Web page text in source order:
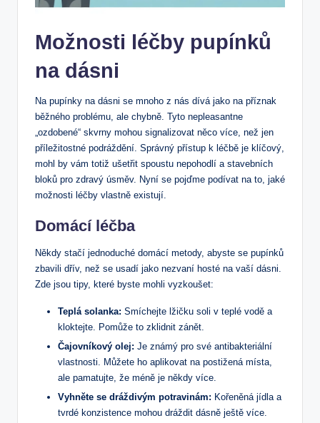
Možnosti léčby pupínků
na dásni
Na pupínky na dásni se mnoho z nás dívá jako na příznak
běžného problému, ale chybně. Tyto nepleasantne
„ozdobené“ skvrny mohou signalizovat něco více, než jen
příležitostné podráždění. Správný přístup k léčbě je klíčový,
mohl by vám totiž ušetřit spoustu nepohodlí a stavebních
bloků pro zdravý úsměv. Nyní se pojďme podívat na to, jaké
možnosti léčby vlastně existují.
Domácí léčba
Někdy stačí jednoduché domácí metody, abyste se pupínků
zbavili dřív, než se usadí jako nezvaní hosté na vaší dásni.
Zde jsou tipy, které byste mohli vyzkoušet:
Teplá solanka: Smíchejte lžičku soli v teplé vodě a
kloktejte. Pomůže to zklidnit zánět.
Čajovníkový olej: Je známý pro své antibakteriální
vlastnosti. Můžete ho aplikovat na postižená místa,
ale pamatujte, že méně je někdy více.
Vyhněte se dráždivým potravinám: Kořeněná jídla a
tvrdé konzistence mohou dráždit dásně ještě více.